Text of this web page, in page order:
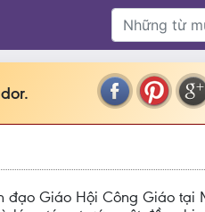
đạo Giáo Hội Công Giáo tại